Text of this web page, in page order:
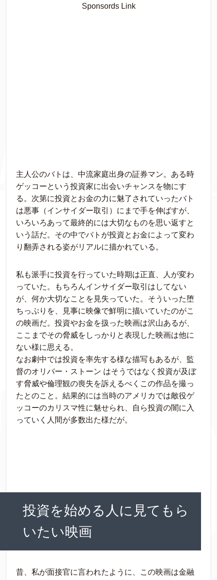
Sponsords Link
主人公のバトは、中流家庭出身の証券マン。ある時
ゲッコーという投資家に出会いチャンスを物にす
る。次第に投資とお金の力に魅了されていったバト
は悪事（インサイダー取引）にまで手を伸ばすが、
いろいろあって最終的には大切なものを思い返すと
いう話だ。その中でバトが投資とお金によって変わ
り翻弄される姿がリアルに描かれている。
私も派手に投資を行っていた時期は正直、人が変わ
っていた。もちろんインサイダー取引はしてない
が、何か大切なことを見失っていた。そういった堕
ちっぷりを、見事に映像で鮮明に描いていたのがこ
の映画だ。投資やお金を扱った映画は沢山あるが、
ここまでその脅威をしっかりと表現した映画は他に
ない様に思える。
なお劇中では投資を率先する様な描写もあるが、監
督のオリバー・ストーン はそうではなく投資が及ぼ
す脅威や倫理観の喪失を訴えるべくこの作品を撮っ
たとのこと。結果的には当時のアメリカでは敵役ゲ
ッコーのカリスマ性に魅せられ、自ら投資の闇に入
っていく人間が多数出た様だが。
投資を始める人に見てもら
いたい映画
昔、私が面接官に言われたように、この映画は金融